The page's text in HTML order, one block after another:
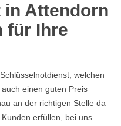
Attendorn
für Ihre
welchen
einen guten Preis
an der richtigen Stelle da
erfüllen, bei uns